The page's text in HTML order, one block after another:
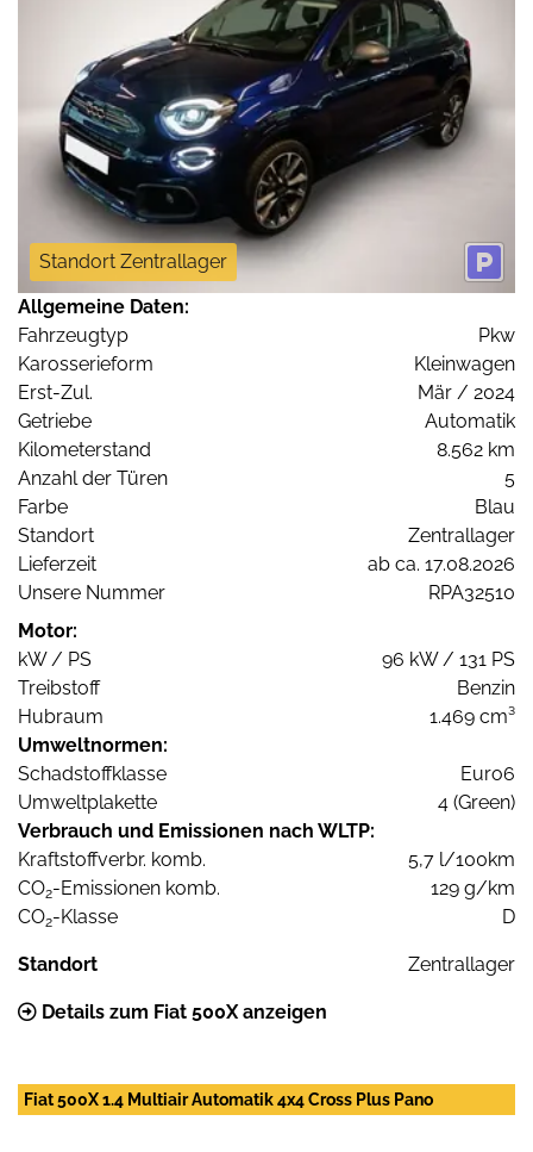
Standort Zentrallager
Allgemeine Daten:
Fahrzeugtyp
Pkw
Karosserieform
Kleinwagen
Erst-Zul.
Mär / 2024
Getriebe
Automatik
Kilometerstand
8.562 km
Anzahl der Türen
5
Farbe
Blau
Standort
Zentrallager
Lieferzeit
ab ca. 17.08.2026
Unsere Nummer
RPA32510
Motor:
kW / PS
96 kW / 131 PS
Treibstoff
Benzin
Hubraum
1.469 cm³
Umweltnormen:
Schadstoffklasse
Euro6
Umweltplakette
4 (Green)
Verbrauch und Emissionen nach WLTP:
Kraftstoffverbr. komb.
5,7 l/100km
CO2-Emissionen komb.
129 g/km
CO2-Klasse D
Standort Zentrallager
Details zum Fiat 500X anzeigen
Fiat 500X 1.4 Multiair Automatik 4x4 Cross Plus Pano